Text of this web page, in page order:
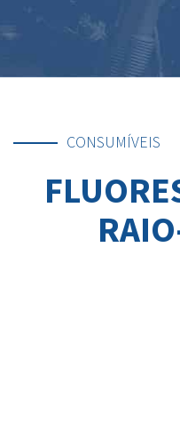
CONSUMÍVEIS